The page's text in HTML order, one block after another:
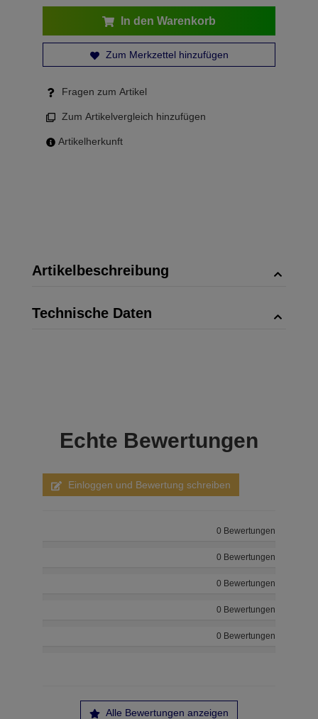
In den Warenkorb
Zum Merkzettel hinzufügen
Fragen zum Artikel
Zum Artikelvergleich hinzufügen
Artikelherkunft
Artikelbeschreibung
Technische Daten
Echte Bewertungen
Einloggen und Bewertung schreiben
0 Bewertungen
0 Bewertungen
0 Bewertungen
0 Bewertungen
0 Bewertungen
Alle Bewertungen anzeigen